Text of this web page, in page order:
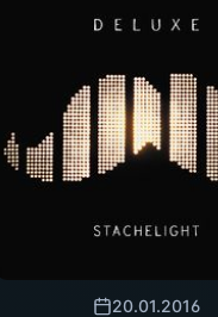
20.01.2016